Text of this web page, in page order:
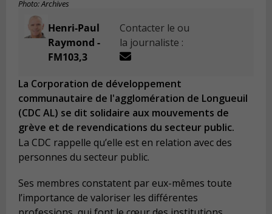
Photo: Archives
Henri-Paul
Raymond -
FM103,3
Contacter le ou
la journaliste :
La Corporation de développement
communautaire de l'agglomération de Longueuil
(CDC AL) se dit solidaire aux mouvements de
grève et de revendications du secteur public.
La CDC rappelle qu’elle est en relation avec des
personnes du secteur public.
Ses membres constatent par eux-mêmes toute
l’importance de valoriser les différentes